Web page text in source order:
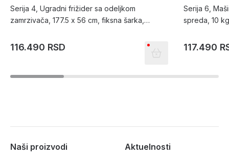
Serija 4, Ugradni frižider sa odeljkom
zamrzivača, 177.5 x 56 cm, fiksna šarka,
116.490 RSD
Serija 6,
spreda, 10
117.490
Naši proizvodi Aktuelnosti